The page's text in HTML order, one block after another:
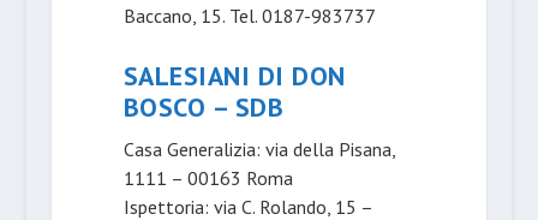
Baccano, 15. Tel. 0187-983737
SALESIANI DI DON
BOSCO – SDB
Casa Generalizia: via della Pisana,
1111 – 00163 Roma
Ispettoria: via C. Rolando, 15 –